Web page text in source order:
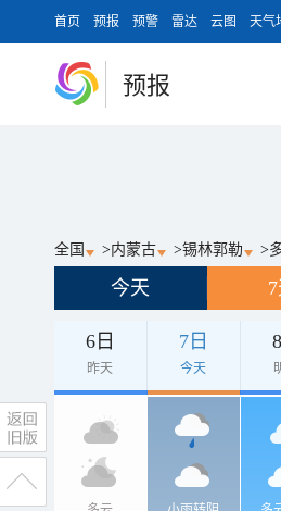
首页 预报 预警 雷达 云图 天气
预报
全国 >内蒙古 >锡林郭勒 >
今天
6日
昨天
7日
今天